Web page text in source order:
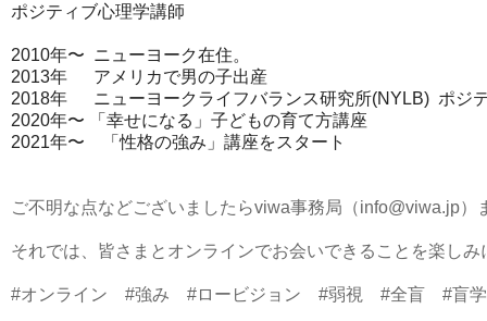
ポジティブ心理学講師
2010年〜  ニューヨーク在住。
2013年　  アメリカで男の子出産
2018年　  ニューヨークライフバランス研究所(NYLB)  ポジ
2020年〜 「幸せになる」子どもの育て方講座
2021年〜　「性格の強み」講座をスタート
ご不明な点などございましたらviwa事務局（info@viwa.jp）
それでは、皆さまとオンラインでお会いできることを楽しみ
#オンライン　#強み　#ロービジョン　#弱視　#全盲　#